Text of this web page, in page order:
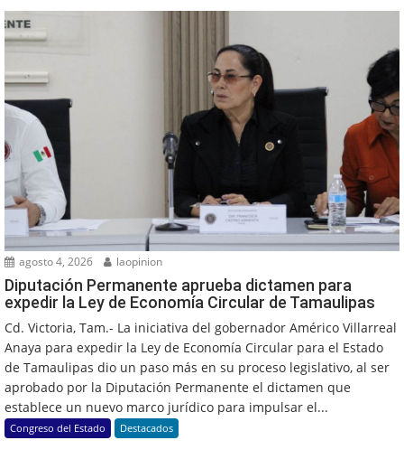
agosto 4, 2026 laopinion
Diputación Permanente aprueba dictamen para
expedir la Ley de Economía Circular de Tamaulipas
Cd. Victoria, Tam.- La iniciativa del gobernador Américo Villarreal
Anaya para expedir la Ley de Economía Circular para el Estado
de Tamaulipas dio un paso más en su proceso legislativo, al ser
aprobado por la Diputación Permanente el dictamen que
establece un nuevo marco jurídico para impulsar el...
Congreso del Estado Destacados